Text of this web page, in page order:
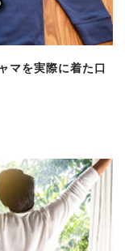
マを実際に着た口